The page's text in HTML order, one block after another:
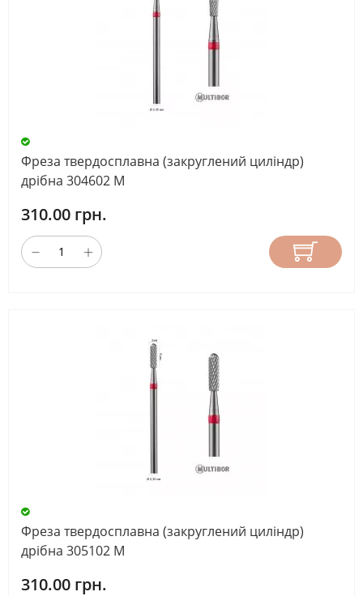
Фреза твердосплавна (закруглений циліндр)
дрібна 304602 М
310.00 грн.
Фреза твердосплавна (закруглений циліндр)
дрібна 305102 М
310.00 грн.